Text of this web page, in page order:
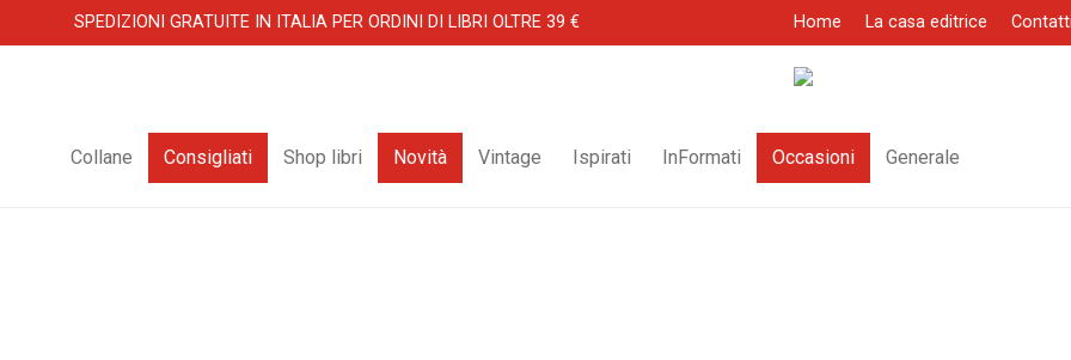
SPEDIZIONI GRATUITE IN ITALIA PER ORDINI DI LIBRI OLTRE 39 € Home La casa editrice
Collane Consigliati Shop libri Novità Vintage Ispirati InFormati Occasioni Generale